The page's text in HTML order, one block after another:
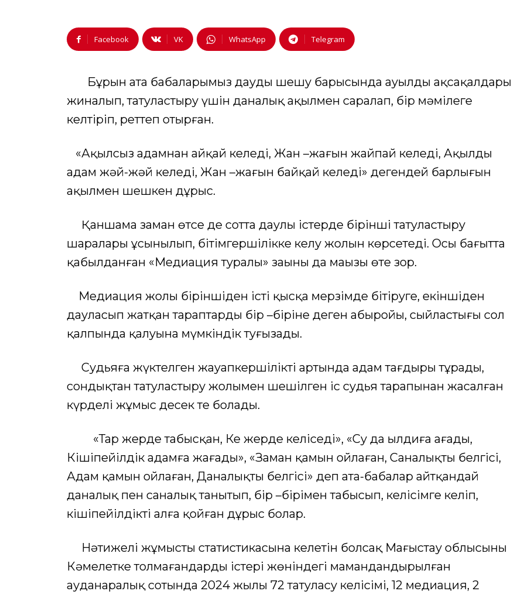
Facebook VK WhatsApp Telegram
Бұрын ата бабаларымыз дауды шешу барысында ауылдың ақсақалдары
жиналып, татуластыру үшін даналық ақылмен саралап, бір мәмілеге
келтіріп, реттеп отырған.
«Ақылсыз адамнан айқай келеді, Жан –жағын жайпай келеді, Ақылды
адам жәй-жәй келеді, Жан –жағын байқай келеді» дегендей барлығын
ақылмен шешкен дұрыс.
Қаншама заман өтсе де сотта даулы істерде бірінші татуластыру
шаралары ұсынылып, бітімгершілікке келу жолын көрсетеді. Осы бағытта
қабылданған «Медиация туралы» заңының да маңызы өте зор.
Медиация жолы біріншіден істі қысқа мерзімде бітіруге, екіншіден
дауласып жатқан тараптардың бір –біріне деген абыройы, сыйластығы сол
қалпында қалуына мүмкіндік туғызады.
Судьяға жүктелген жауапкершіліктің артында адам тағдыры тұрады,
сондықтан татуластыру жолымен шешілген іс судья тарапынан жасалған
күрделі жұмыс десек те болады.
«Тар жерде табысқан, Кең жерде келіседі», «Су да ылдиға ағады,
Кішіпейілдік адамға жағады», «Заман қамын ойлаған, Саналықтың белгісі,
Адам қамын ойлаған, Даналықтың белгісі» деп ата-бабалар айтқандай
даналық пен саналық танытып, бір –бірімен табысып, келісімге келіп,
кішіпейілдікті алға қойған дұрыс болар.
Нәтижелі жұмыстың статистикасына келетін болсақ Маңғыстау облысының
Кәмелетке толмағандардың істері жөніндегі мамандандырылған
ауданаралық сотында 2024 жылы 72 татуласу келісімі, 12 медиация, 2